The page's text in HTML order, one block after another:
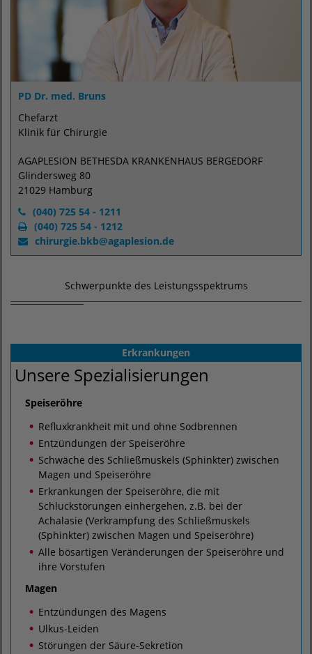
PD Dr. med. Bruns
Chefarzt
Klinik für Chirurgie
AGAPLESION BETHESDA KRANKENHAUS BERGEDORF
Glindersweg 80
21029 Hamburg
(040) 725 54 - 1211
(040) 725 54 - 1212
chirurgie.bkb@agaplesion.de
Schwerpunkte des Leistungsspektrums
Erkrankungen
Unsere Spezialisierungen
Speiseröhre
Refluxkrankheit mit und ohne Sodbrennen
Entzündungen der Speiseröhre
Schwäche des Schließmuskels (Sphinkter) zwischen
Magen und Speiseröhre
Erkrankungen der Speiseröhre, die mit
Schluckstörungen einhergehen, z.B. bei der
Achalasie (Verkrampfung des Schließmuskels
(Sphinkter) zwischen Magen und Speiseröhre)
Alle bösartigen Veränderungen der Speiseröhre und
ihre Vorstufen
Magen
Entzündungen des Magens
Ulkus-Leiden
Störungen der Säure-Sekretion